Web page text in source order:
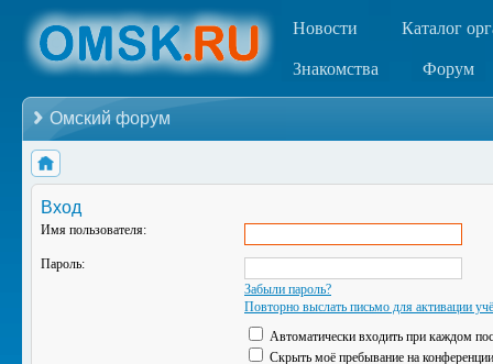
Новости Каталог
Знакомства Форум
Омский форум
Вход
Имя пользователя:
Пароль:
Забыли пароль?
Повторно выслать письмо для активации
Автоматически входить при каждом
Скрыть моё пребывание на